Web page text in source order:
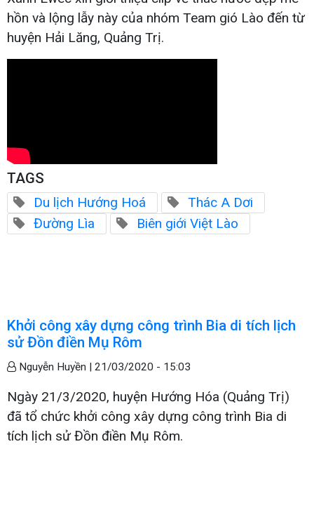
hồn và lộng lẫy này của nhóm Team gió Lào đến từ
huyện Hải Lăng, Quảng Trị.
TAGS
Du lịch Hướng Hoá
Thác A Dơi
Đường Lìa
Biên giới Việt Lào
Khởi công xây dựng công trình Bia di tích lịch
sử Đồn điền Mụ Rôm
Nguyễn Huyền | 21/03/2020 - 15:03
Ngày 21/3/2020, huyện Hướng Hóa (Quảng Trị)
đã tổ chức khởi công xây dựng công trình Bia di
tích lịch sử Đồn điền Mụ Rôm.